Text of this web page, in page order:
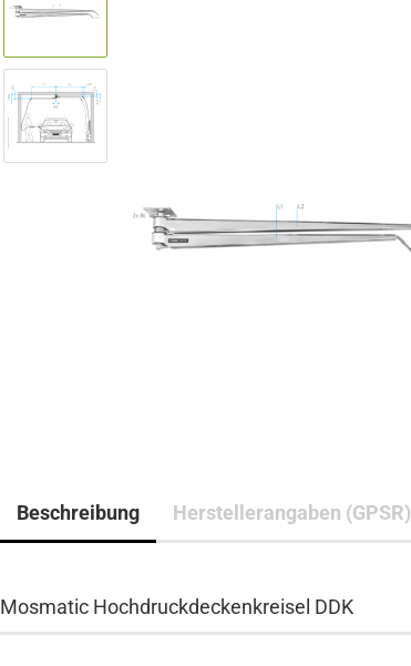
Beschreibung Herstellerangaben (GPSR)
Mosmatic Hochdruckdeckenkreisel DDK